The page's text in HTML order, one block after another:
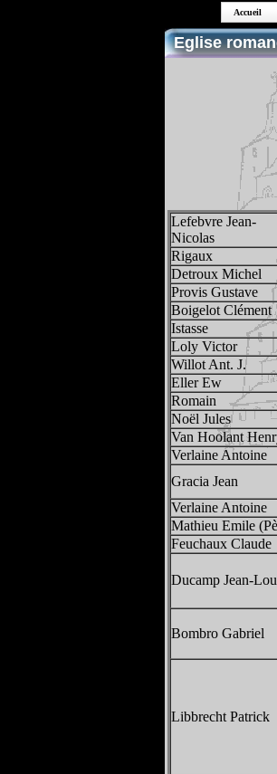
Accueil
Eglise
Lefebvre Jean-
Nicolas
Rigaux
Detroux Michel
Provis Gustave
Boigelot Clément
Istasse
Loly Victor
Willot Ant. J.
Eller Ew
Romain
Noël Jules
Van Hoolant
Verlaine Antoine
Gracia Jean
Verlaine Antoine
Mathieu Emile
Feuchaux Claude
Ducamp Jean-
Bombro Gabriel
Libbrecht Patrick